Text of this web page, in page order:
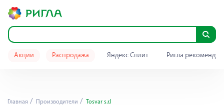
Акции Распродажа Яндекс Сплит Ригла
Главная Производители Tosvar s.r.l